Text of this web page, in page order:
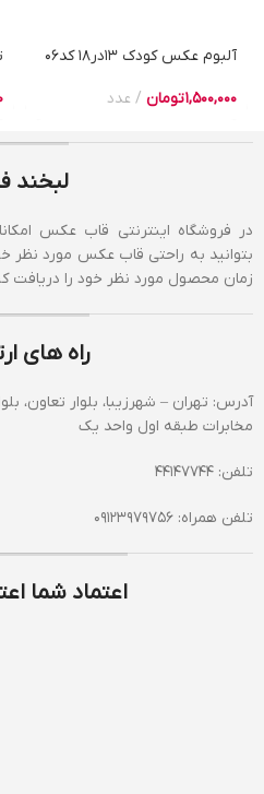
آلبوم عکس کودک 13در18 کد06
1,500,000تومان عدد
لبخند
در فروشگاه اینترنتی قاب عکس
بتوانید به راحتی قاب عکس مورد نظر
زمان محصول مورد نظر خود را دریافت
راه های
آدرس: تهران – شهرزیبا، بلوار تعاون،
مخابرات طبقه اول واحد یک
تلفن: 44147744
تلفن همراه: 09123979756
اعتماد شما